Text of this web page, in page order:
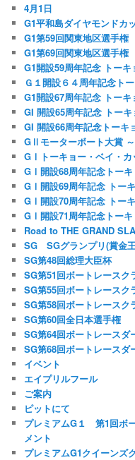
4月1日
G1平和島ダイヤモンドカ
G1第59回関東地区選手権
G1第69回関東地区選手権
G1開設59周年記念 トー
Ｇ１開設６４周年記念ト
G1開設67周年記念 トー
GI 開設65周年記念 トー
GI 開設66周年記念トーキ
GⅡモーターボート大賞
GⅠトーキョー・ベイ・カ
GⅠ開設68周年記念トー
GⅠ開設69周年記念 トー
GⅠ開設70周年記念 トー
GⅠ開設71周年記念トー
Road to THE GRAND
SG SGグランプリ(賞金
SG第48回総理大臣杯
SG第51回ボートレースク
SG第55回ボートレースク
SG第58回ボートレースク
SG第60回全日本選手権
SG第64回ボートレースダ
SG第68回ボートレースダ
イベント
エイプリルフール
ご案内
ピットにて
プレミアムG１ 第1回ボ
メント
プレミアムG1クイーンズ